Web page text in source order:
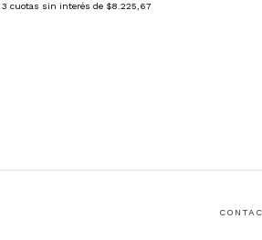
3 cuotas sin interés de $8.225,67